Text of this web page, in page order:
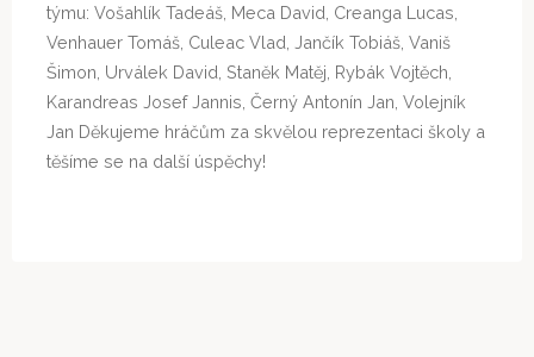
týmu: Vošahlík Tadeáš, Meca David, Creanga Lucas,
Venhauer Tomáš, Culeac Vlad, Jančík Tobiáš, Vaniš
Šimon, Urválek David, Staněk Matěj, Rybák Vojtěch,
Karandreas Josef Jannis, Černý Antonín Jan, Volejník
Jan Děkujeme hráčům za skvělou reprezentaci školy a
těšíme se na další úspěchy!